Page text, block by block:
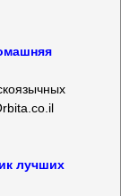
лучших